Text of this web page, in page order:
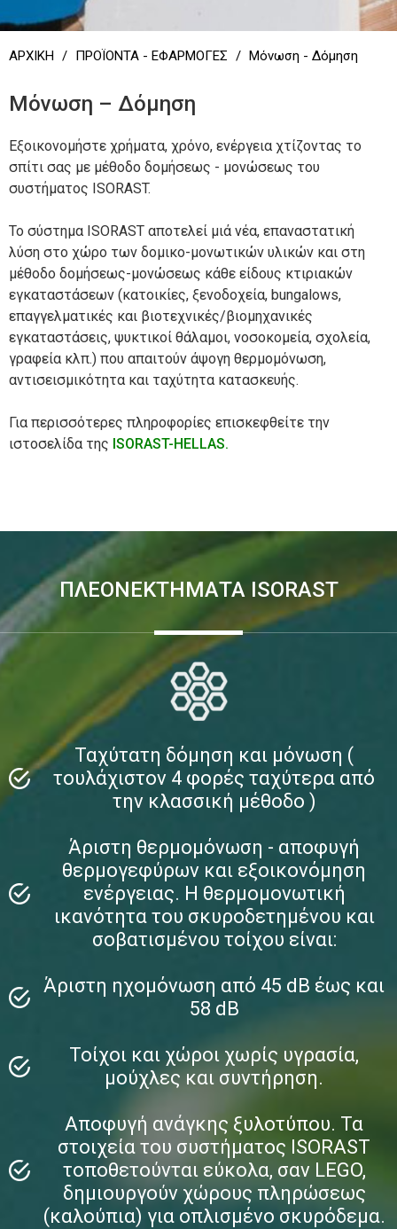
Πιστοποιήσεις
Θέσεις Εργασίας
ΕΣΠΑ
ΕΝΙΣΧΥΣΗ ΜΕΣΑΙΩΝ ΕΠΙΧΕΙΡΗΣΕΩΝ
ΣΤΗ ΣΤΕΡΕΑ ΕΛΛΑΔΑ
Πράσινη Παραγωγική Επένδυση ΜμΕ
Συσκευασία φρούτων & λαχανικών
Συσκευασία Βιομηχανικών Προϊόντων
Προβλάστηση σπόρων - πολυσπορεία
Λοιπές Εφαρμογές
Μορφοποιημένα προϊόντα με καλούπια
Εκτύπωση σε προϊόντα EPS με
μεταξοτυπία
Τοποθέτηση ταινιοδακτύλιου σε κιβώτια
Ανακύκλωση χρησιμοποιημένων
προϊόντων EPS
AIRPOPΠιστοποιήσεις
Θέσεις Εργασίας
ΕΣΠΑ
ΕΝΙΣΧΥΣΗ ΜΕΣΑΙΩΝ ΕΠΙΧΕΙΡΗΣΕΩΝ
ΣΤΗ ΣΤΕΡΕΑ ΕΛΛΑΔΑ
Πράσινη Παραγωγική Επένδυση ΜμΕ
Συσκευασία φρούτων & λαχανικών
Συσκευασία Βιομηχανικών Προϊόντων
Προβλάστηση σπόρων - πολυσπορεία
Λοιπές Εφαρμογές
Μορφοποιημένα προϊόντα με καλούπια
Εκτύπωση σε προϊόντα EPS με
μεταξοτυπία
Τοποθέτηση ταινιοδακτύλιου σε κιβώτια
Ανακύκλωση χρησιμοποιημένων
προϊόντων EPS
AIRPOP
Πολιτική Ασφαλείας
Επικοινωνία
Sitemap
ΑΡΧΙΚΗ / ΠΡΟΪΟΝΤΑ - ΕΦΑΡΜΟΓΕΣ / Μόνωση - Δόμηση
Μόνωση – Δόμηση
Εξοικονομήστε χρήματα, χρόνο, ενέργεια χτίζοντας το
σπίτι σας με μέθοδο δομήσεως - μονώσεως του
συστήματος ISORAST.
Το σύστημα ISORAST αποτελεί μιά νέα, επαναστατική
λύση στο χώρο των δομικο-μονωτικών υλικών και στη
μέθοδο δομήσεως-μονώσεως κάθε είδους κτιριακών
εγκαταστάσεων (κατοικίες, ξενοδοχεία, bungalows,
επαγγελματικές και βιοτεχνικές/βιομηχανικές
εγκαταστάσεις, ψυκτικοί θάλαμοι, νοσοκομεία, σχολεία,
γραφεία κλπ.) που απαιτούν άψογη θερμομόνωση,
αντισεισμικότητα και ταχύτητα κατασκευής.
Για περισσότερες πληροφορίες επισκεφθείτε την
ιστοσελίδα της ISORAST-HELLAS.
ΠΛΕΟΝΕΚΤΗΜΑΤΑ ISORAST
Ταχύτατη δόμηση και μόνωση (
τουλάχιστον 4 φορές ταχύτερα από
την κλασσική μέθοδο )
Άριστη θερμομόνωση - αποφυγή
θερμογεφύρων και εξοικονόμηση
ενέργειας. Η θερμομονωτική
ικανότητα του σκυροδετημένου και
σοβατισμένου τοίχου είναι:
Άριστη ηχομόνωση από 45 dB έως και
58 dB
Τοίχοι και χώροι χωρίς υγρασία,
μούχλες και συντήρηση.
Αποφυγή ανάγκης ξυλοτύπου. Τα
στοιχεία του συστήματος ISORAST
τοποθετούνται εύκολα, σαν LEGO,
δημιουργούν χώρους πληρώσεως
(καλούπια) για οπλισμένο σκυρόδεμα.